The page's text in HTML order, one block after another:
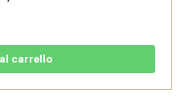
carrello